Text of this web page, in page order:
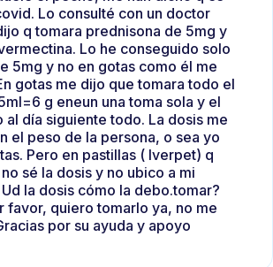
Lo consulté con un doctor
q tomara prednisona de 5mg y
Lo he conseguido solo
5mg y no en gotas como él me
gotas me dijo que tomara todo el
g eneun una toma sola y el
al día siguiente todo. La dosis me
el peso de la persona, o sea yo
Pero en pastillas ( Iverpet) q
sé la dosis y no ubico a mi
la dosis cómo la debo.tomar?
favor, quiero tomarlo ya, no me
por su ayuda y apoyo